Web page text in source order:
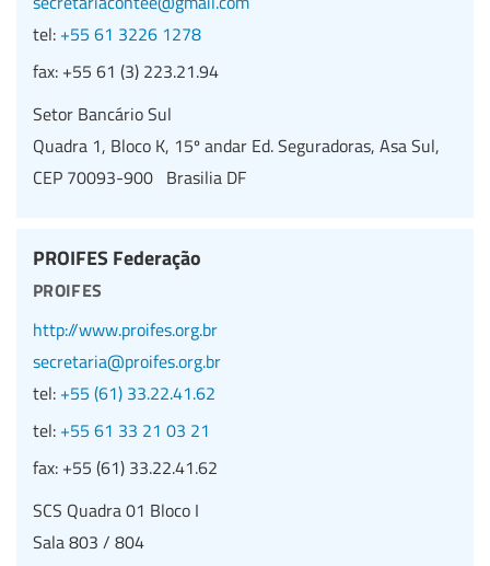
tel: +55 61 3226 1278
fax: +55 61 (3) 223.21.94
Setor Bancário Sul
Quadra 1, Bloco K, 15º andar Ed. Seguradoras, Asa Sul,
CEP 70093-900 Brasilia DF
PROIFES Federação
proifes
http://www.proifes.org.br
secretaria@proifes.org.br
tel: +55 (61) 33.22.41.62
tel: +55 61 33 21 03 21
fax: +55 (61) 33.22.41.62
SCS Quadra 01 Bloco I
Sala 803 / 804